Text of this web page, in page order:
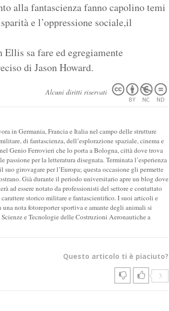
alla fantascienza fanno capolino temi
e l’oppressione sociale,il
Ellis sa fare ed egregiamente
di Jason Howard.
Alcuni diritti riservati
in Germania, Francia e Italia nel campo delle strutture
di fantascienza, dell’esplorazione spaziale, cinema e
Genio Ferrovieri che lo porta a Bologna, città dove trova
per la letteratura disegnata. Terminata l’esperienza
girovagare per l’Europa; questa occasione gli permette
Già durante il periodo universitario apre un blog dove
ad essere notato da professionisti del settore e contattato
storico militare e fantascientifico. I suoi articoli e
nota fotoreporter sportiva e amante degli animali si
e Tecnologie delle Costruzioni Aeronautiche a
Questo articolo ti è piaciuto?
3